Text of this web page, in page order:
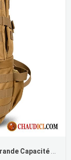
Marque De Sac A Dos Scolaire Camping Grande Capacité Randonnée Homme Voyage Pas Cher